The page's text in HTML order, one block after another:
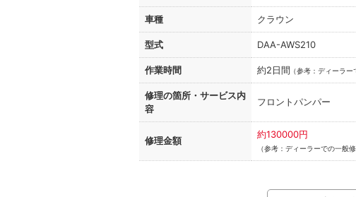
車種 クラウン
型式 DAA-AWS210
作業時間 約2日間 （参考：ディーラー
修理の箇所・ サービス内
容
フロントパンパー
修理金額
約130000円
（参考：ディーラーでの一